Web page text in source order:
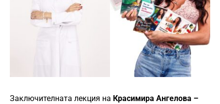
Заключителната лекция на Красимира Ангелова –